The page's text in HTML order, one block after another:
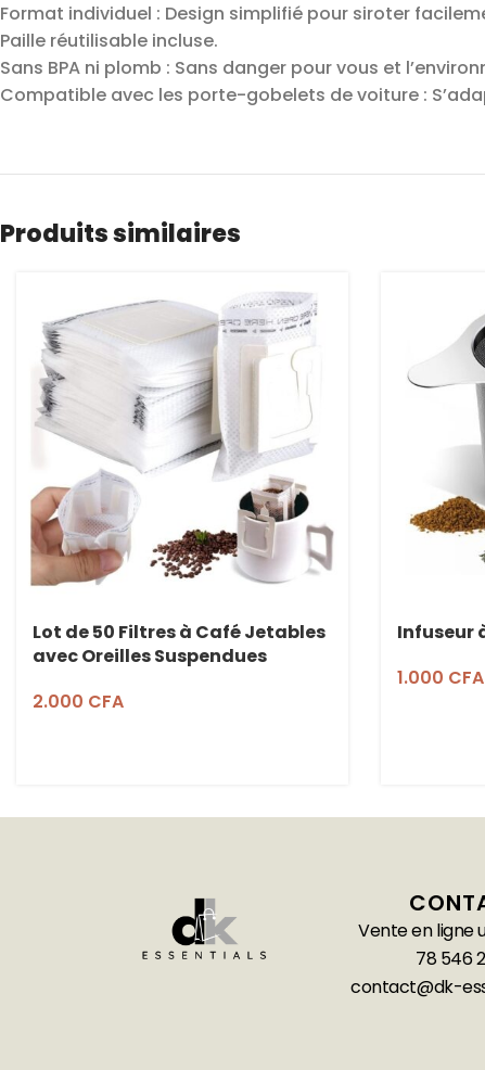
Format individuel : Design simplifié pour siroter
Paille réutilisable incluse.
Sans BPA ni plomb : Sans danger pour vous et
Compatible avec les porte-gobelets de voiture :
Produits similaires
Lot de 50 Filtres à Café Jetables
avec Oreilles Suspendues
2.000 CFA
Infuseur
1.000 CFA
Vente en ligne
78 546
contact@dk-